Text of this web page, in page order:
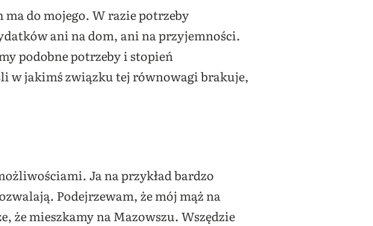
ma do mojego. W razie potrzeby
ani na dom, ani na przyjemności.
podobne potrzeby i stopień
w jakimś związku tej równowagi brakuje,
Ja na przykład bardzo
Podejrzewam, że mój mąż na
że mieszkamy na Mazowszu. Wszędzie